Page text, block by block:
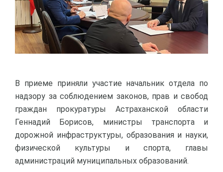
В приеме приняли участие начальник отдела по
надзору за соблюдением законов, прав и свобод
граждан прокуратуры Астраханской области
Геннадий Борисов, министры транспорта и
дорожной инфраструктуры, образования и науки,
физической культуры и спорта, главы
администраций муниципальных образований.